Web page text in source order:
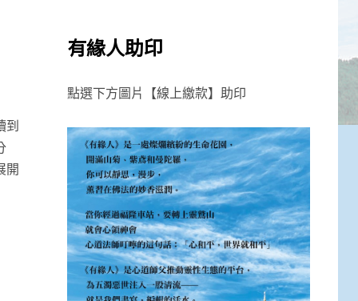
到
開
有緣人助印
點選下方圖片【線上繳款】助印